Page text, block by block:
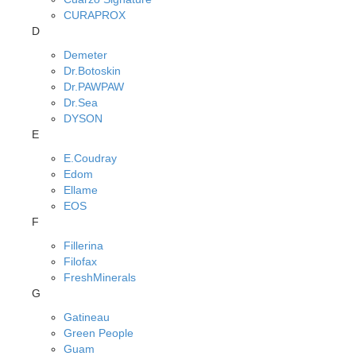
CURAPROX
D
Demeter
Dr.Botoskin
Dr.PAWPAW
Dr.Sea
DYSON
E
E.Coudray
Edom
Ellame
EOS
F
Fillerina
Filofax
FreshMinerals
G
Gatineau
Green People
Guam